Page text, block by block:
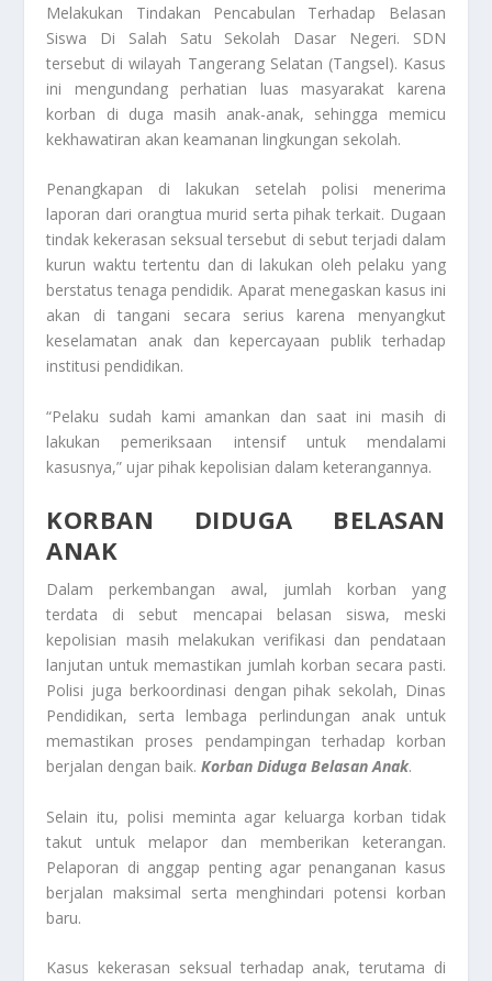
Melakukan Tindakan Pencabulan Terhadap Belasan
Siswa Di Salah Satu Sekolah Dasar Negeri. SDN
tersebut di wilayah Tangerang Selatan (Tangsel). Kasus
ini mengundang perhatian luas masyarakat karena
korban di duga masih anak-anak, sehingga memicu
kekhawatiran akan keamanan lingkungan sekolah.
Penangkapan di lakukan setelah polisi menerima
laporan dari orangtua murid serta pihak terkait. Dugaan
tindak kekerasan seksual tersebut di sebut terjadi dalam
kurun waktu tertentu dan di lakukan oleh pelaku yang
berstatus tenaga pendidik. Aparat menegaskan kasus ini
akan di tangani secara serius karena menyangkut
keselamatan anak dan kepercayaan publik terhadap
institusi pendidikan.
“Pelaku sudah kami amankan dan saat ini masih di
lakukan pemeriksaan intensif untuk mendalami
kasusnya,” ujar pihak kepolisian dalam keterangannya.
KORBAN DIDUGA BELASAN
ANAK
Dalam perkembangan awal, jumlah korban yang
terdata di sebut mencapai belasan siswa, meski
kepolisian masih melakukan verifikasi dan pendataan
lanjutan untuk memastikan jumlah korban secara pasti.
Polisi juga berkoordinasi dengan pihak sekolah, Dinas
Pendidikan, serta lembaga perlindungan anak untuk
memastikan proses pendampingan terhadap korban
berjalan dengan baik.Korban Diduga Belasan Anak.
Selain itu, polisi meminta agar keluarga korban tidak
takut untuk melapor dan memberikan keterangan.
Pelaporan di anggap penting agar penanganan kasus
berjalan maksimal serta menghindari potensi korban
baru.
Kasus kekerasan seksual terhadap anak, terutama di